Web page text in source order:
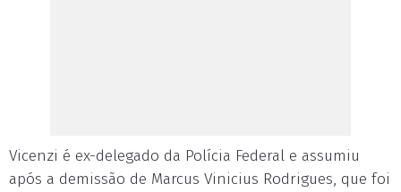
Vicenzi é ex-delegado da Polícia Federal e assumiu
após a demissão de Marcus Vinicius Rodrigues, que foi